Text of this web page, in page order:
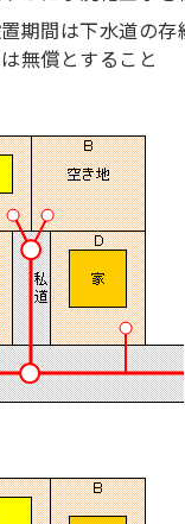
期間は下水道の存
無償とすること